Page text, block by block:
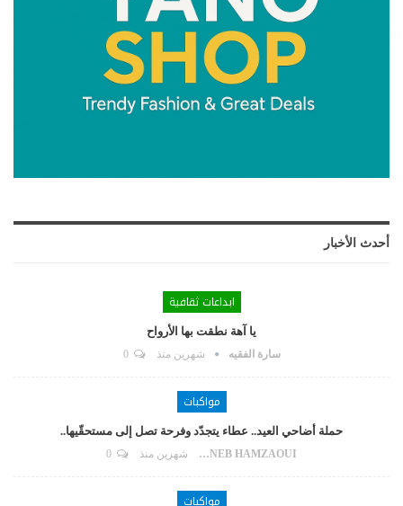
أحدث الأخبار
ابداعات ثقافية
يا آهة نطقت بها الأرواح
سارة الفقيه شهرين منذ 0
مواكبات
حملة أضاحي العيد.. عطاء يتجدّد وفرحة تصل إلى مستحقّيها..
ZAYNEB HAMZAOUI شهرين منذ
مواكبات